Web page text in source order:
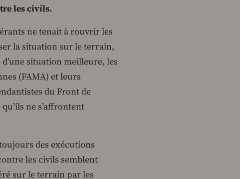
les civils.
ne tenait à rouvrir les
la situation sur le terrain,
situation meilleure, les
(FAMA) et leurs
du Front de
ne s’affrontent
des exécutions
les civils semblent
sur le terrain par les